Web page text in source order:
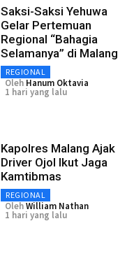
Saksi-Saksi Yehuwa
Gelar Pertemuan
Regional “Bahagia
Selamanya” di Malang
REGIONAL
Oleh Hanum Oktavia
1 hari yang lalu
Kapolres Malang Ajak
Driver Ojol Ikut Jaga
Kamtibmas
REGIONAL
OlehWilliam Nathan
1 hari yang lalu